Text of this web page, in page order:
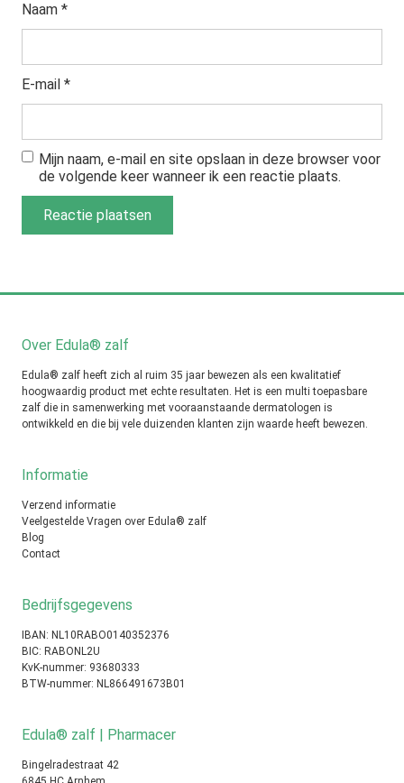
Naam *
E-mail *
Mijn naam, e-mail en site opslaan in deze browser voor
de volgende keer wanneer ik een reactie plaats.
Over Edula® zalf
Edula® zalf heeft zich al ruim 35 jaar bewezen als een kwalitatief
hoogwaardig product met echte resultaten. Het is een multi toepasbare
zalf die in samenwerking met vooraanstaande dermatologen is
ontwikkeld en die bij vele duizenden klanten zijn waarde heeft bewezen.
Informatie
Verzend informatie
Veelgestelde Vragen over Edula® zalf
Blog
Contact
Bedrijfsgegevens
IBAN: NL10RABO0140352376
BIC: RABONL2U
KvK-nummer: 93680333
BTW-nummer: NL866491673B01
Edula® zalf | Pharmacer
Bingelradestraat 42